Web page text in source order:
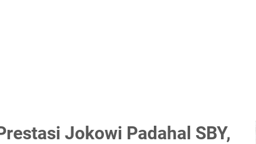
Jokowi Padahal SBY,